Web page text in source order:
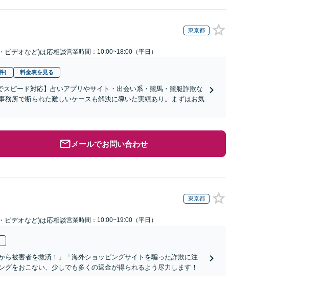
東京都
ビデオなど)は応相談営業時間：10:00~18:00（平日）
) 料金表を見る
ピード対応】占いアプリやサイト・出会い系・競馬・競艇詐欺な
務所で断られた難しいケースも解決に導いた実績あり。まずはお気
メールでお問い合わせ
東京都
ビデオなど)は応相談営業時間：10:00~19:00（平日）
ら被害者を救済！」「海外ショッピングサイトを騙った詐欺に注
をおこない、少しでも多くの返金が得られるよう尽力します！